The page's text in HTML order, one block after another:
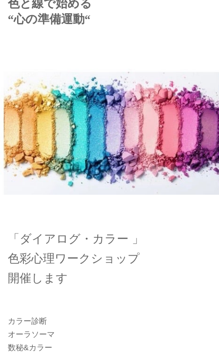
色と線で始める
“心の準備運動“
「ダイアログ・カラー 」
色彩心理ワークショップ
開催します
カラー診断
オーラソーマ
数秘&カラー